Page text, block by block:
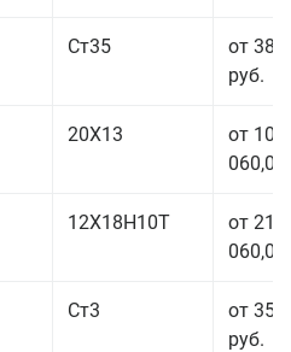
Ст35
от 38
руб.
20Х13
от 103
060,00
12Х18Н10Т
от 210
060,00
Ст3
от 35
руб.